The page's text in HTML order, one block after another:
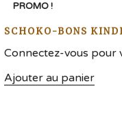
PROMO !
SCHOKO-BONS
Connectez-vous pour
Ajouter au panier